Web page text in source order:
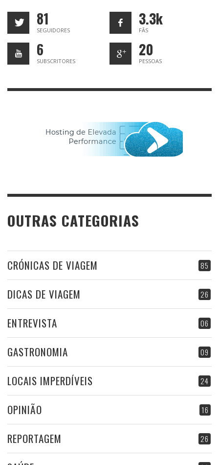
81
SEGUIDORES
3.3k
FÃS
6
SUBSCRITORES
20
PESSOAS
OUTRAS CATEGORIAS
85
CRÓNICAS DE VIAGEM
26
DICAS DE VIAGEM
06
ENTREVISTA
09
GASTRONOMIA
24
LOCAIS IMPERDÍVEIS
16
OPINIÃO
26
REPORTAGEM